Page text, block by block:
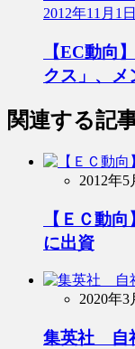
2012年11月1日
【EC動向
クス」、メ
関連する記
2012年5
【ＥＣ動
に出資
2020年3
集英社 自